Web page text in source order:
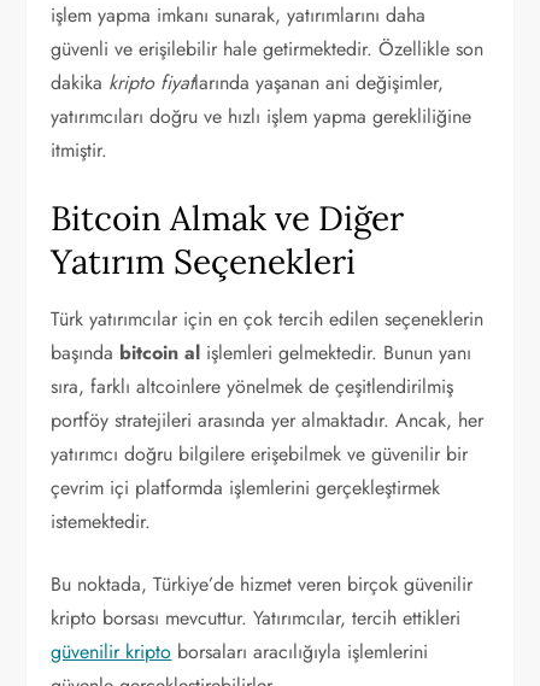
işlem yapma imkanı sunarak, yatırımlarını daha
güvenli ve erişilebilir hale getirmektedir. Özellikle son
dakika kripto fiyatlarında yaşanan ani değişimler,
yatırımcıları doğru ve hızlı işlem yapma gerekliliğine
itmiştir.
Bitcoin Almak ve Diğer
Yatırım Seçenekleri
Türk yatırımcılar için en çok tercih edilen seçeneklerin
başında bitcoin al işlemleri gelmektedir. Bunun yanı
sıra, farklı altcoinlere yönelmek de çeşitlendirilmiş
portföy stratejileri arasında yer almaktadır. Ancak, her
yatırımcı doğru bilgilere erişebilmek ve güvenilir bir
çevrim içi platformda işlemlerini gerçekleştirmek
istemektedir.
Bu noktada, Türkiye’de hizmet veren birçok güvenilir
kripto borsası mevcuttur. Yatırımcılar, tercih ettikleri
güvenilir kripto borsaları aracılığıyla işlemlerini